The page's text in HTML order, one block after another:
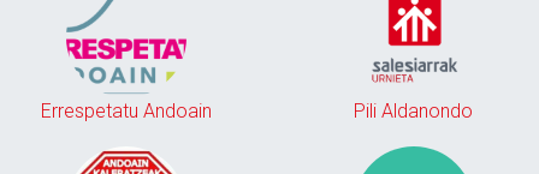
Errespetatu Andoain Pili Aldanondo